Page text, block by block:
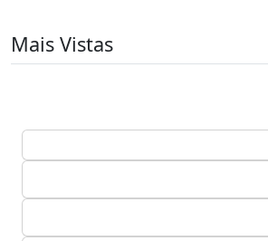
Mais Vistas